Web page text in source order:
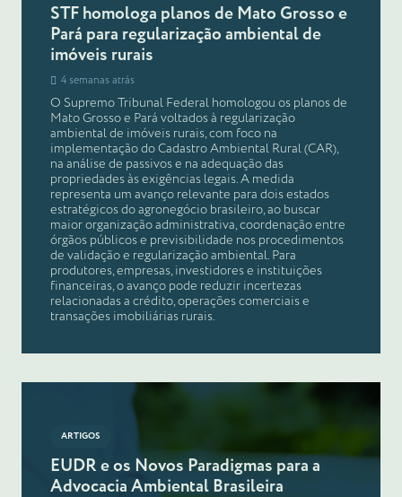
STF homologa planos de Mato Grosso e
Pará para regularização ambiental de
imóveis rurais
4 semanas atrás
O Supremo Tribunal Federal homologou os planos de
Mato Grosso e Pará voltados à regularização
ambiental de imóveis rurais, com foco na
implementação do Cadastro Ambiental Rural (CAR),
na análise de passivos e na adequação das
propriedades às exigências legais. A medida
representa um avanço relevante para dois estados
estratégicos do agronegócio brasileiro, ao buscar
maior organização administrativa, coordenação entre
órgãos públicos e previsibilidade nos procedimentos
de validação e regularização ambiental. Para
produtores, empresas, investidores e instituições
financeiras, o avanço pode reduzir incertezas
relacionadas a crédito, operações comerciais e
transações imobiliárias rurais.
ARTIGOS
EUDR e os Novos Paradigmas para a
Advocacia Ambiental Brasileira